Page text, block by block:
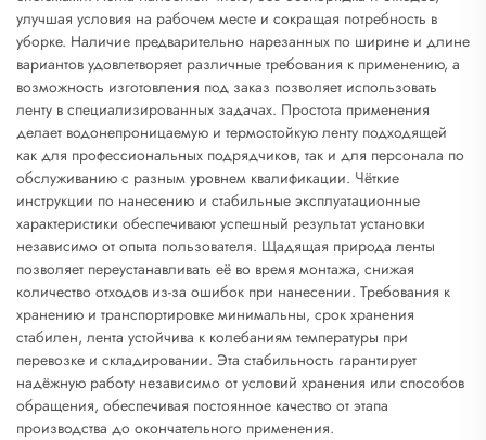
улучшая условия на рабочем месте и сокращая потребность в
уборке. Наличие предварительно нарезанных по ширине и длине
вариантов удовлетворяет различные требования к применению, а
возможность изготовления под заказ позволяет использовать
ленту в специализированных задачах. Простота применения
делает водонепроницаемую и термостойкую ленту подходящей
как для профессиональных подрядчиков, так и для персонала по
обслуживанию с разным уровнем квалификации. Чёткие
инструкции по нанесению и стабильные эксплуатационные
характеристики обеспечивают успешный результат установки
независимо от опыта пользователя. Щадящая природа ленты
позволяет переустанавливать её во время монтажа, снижая
количество отходов из-за ошибок при нанесении. Требования к
хранению и транспортировке минимальны, срок хранения
стабилен, лента устойчива к колебаниям температуры при
перевозке и складировании. Эта стабильность гарантирует
надёжную работу независимо от условий хранения или способов
обращения, обеспечивая постоянное качество от этапа
производства до окончательного применения.